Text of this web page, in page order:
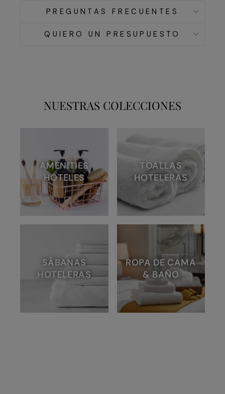
PREGUNTAS FRECUENTES
QUIERO UN PRESUPUESTO
NUESTRAS COLECCIONES
AMENITIES
HOTELES
TOALLAS
HOTELERAS
SÁBANAS
HOTELERAS
ROPA DE CAMA
& BAÑO